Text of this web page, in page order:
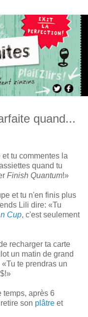
quand...
tu commentes la
quand tu
Finish Quantum!»
et tu n'en finis plus
Lili dire: «Tu
Cup, c'est seulement
recharger ta carte
un matin de grand
te prendras un
temps, après 6
son plâtre et